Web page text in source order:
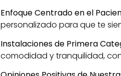
Enfoque Centrado en el
personalizado para que te
Instalaciones de Primera
comodidad y tranquilidad,